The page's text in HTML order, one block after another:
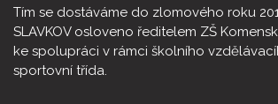
Tím se dostáváme do zlomového roku
SLAVKOV osloveno ředitelem ZŠ
ke spolupráci v rámci školního
sportovní třída.